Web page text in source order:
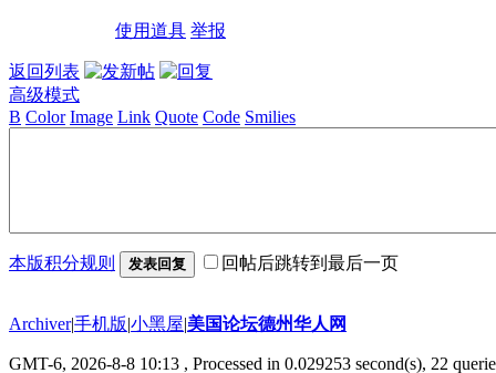
使用道具 举报
返回列表
高级模式
B Color Image Link Quote Code Smilies
本版积分规则 发表回复 回帖后跳转到最后一页
Archiver|手机版|小黑屋|美国论坛德州华人网
GMT-6, 2026-8-8 10:13 , Processed in 0.029253 second(s), 22